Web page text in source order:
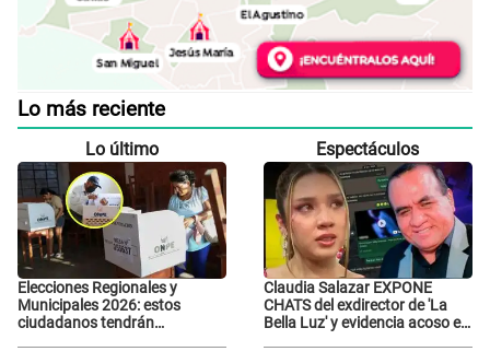
Lo más reciente
Lo último
Elecciones Regionales y
Municipales 2026: estos
ciudadanos tendrán
Espectáculos
Claudia Salazar EXPONE
CHATS del exdirector de 'La
Bella Luz' y evidencia acoso e